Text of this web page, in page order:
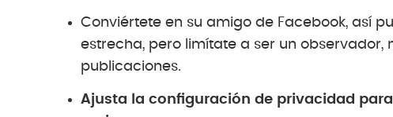
Conviértete en su amigo de Facebook, así
estrecha, pero limítate a ser un observador,
publicaciones.
Ajusta la configuración de privacidad